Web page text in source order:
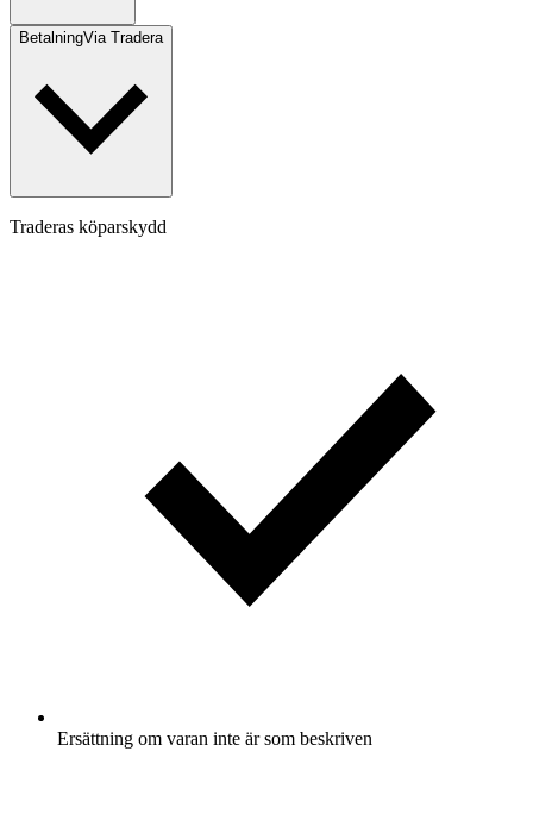
BetalningVia Tradera
Traderas köparskydd
Ersättning om varan inte är som beskriven